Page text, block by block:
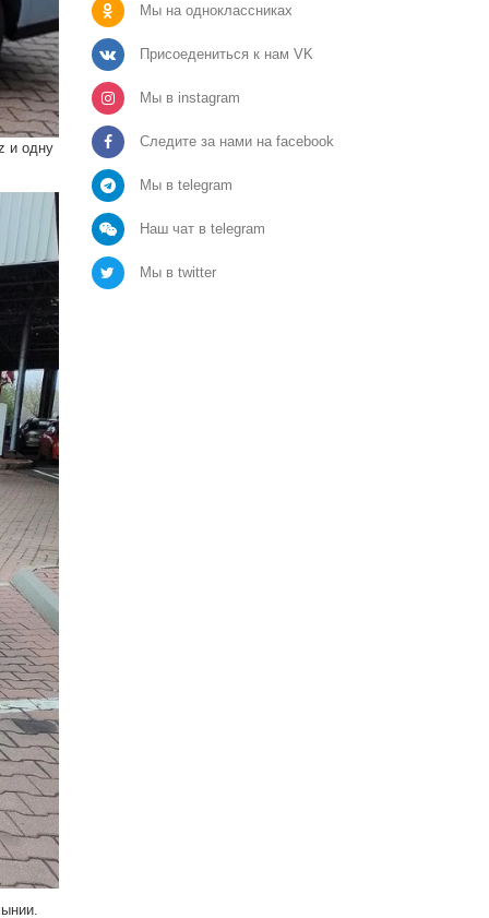
и одну
Мы на одноклассниках
Присоедениться к нам VK
Мы в instagram
Следите за нами на facebook
Мы в telegram
Наш чат в telegram
Мы в twitter